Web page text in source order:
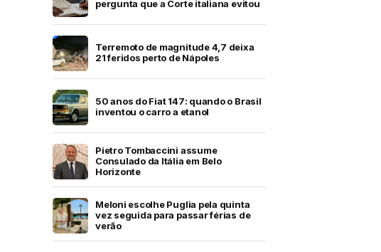
pergunta que a Corte italiana evitou
Terremoto de magnitude 4,7 deixa
21 feridos perto de Nápoles
50 anos do Fiat 147: quando o Brasil
inventou o carro a etanol
Pietro Tombaccini assume
Consulado da Itália em Belo
Horizonte
Meloni escolhe Puglia pela quinta
vez seguida para passar férias de
verão